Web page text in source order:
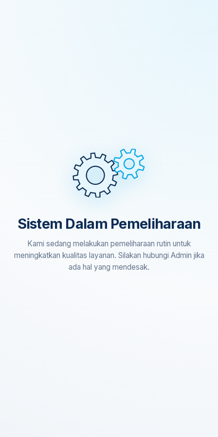
Sistem Dalam Pemeliharaan
Kami sedang melakukan pemeliharaan rutin untuk
meningkatkan kualitas layanan. Silakan hubungi Admin jika
ada hal yang mendesak.